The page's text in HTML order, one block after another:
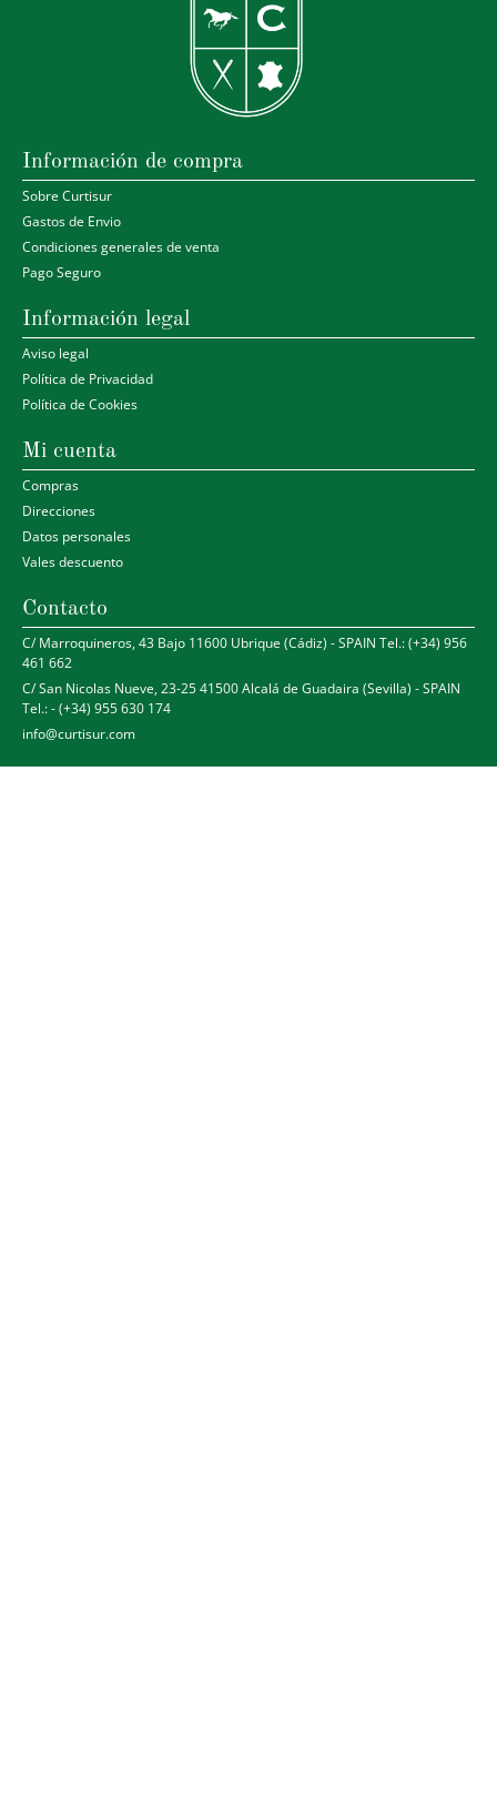
Información de compra
Sobre Curtisur
Gastos de Envio
Condiciones generales de venta
Pago Seguro
Información legal
Aviso legal
Política de Privacidad
Política de Cookies
Mi cuenta
Compras
Direcciones
Datos personales
Vales descuento
Contacto
C/ Marroquineros, 43 Bajo 11600 Ubrique (Cádiz) - SPAIN Tel.: (+34) 956
461 662
C/ San Nicolas Nueve, 23-25 41500 Alcalá de Guadaira (Sevilla) - SPAIN
Tel.: - (+34) 955 630 174
info@curtisur.com